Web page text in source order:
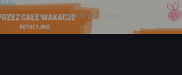
DATA PUBLIKACJI: 25 CZERWCA 2026 0